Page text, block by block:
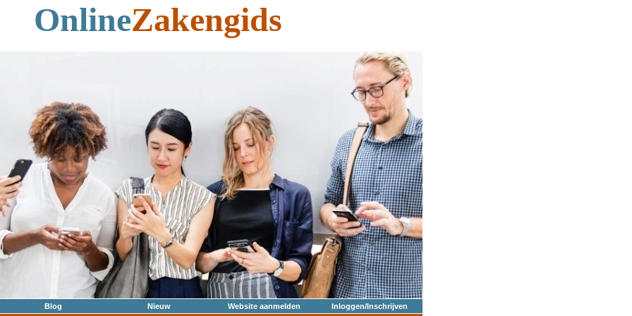
OnlineZakengids
Blog Nieuw Website aanmelden Inloggen/Inschrijven